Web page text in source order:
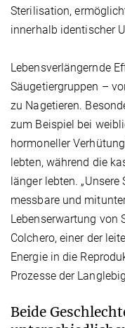
Sterilisation,
innerhalb identischer
Lebensverlängernde
Säugetiergruppen –
zu Nagetieren.
zum Beispiel bei
hormoneller
lebten, während die
länger lebten.
messbare und
Lebenserwartung von
Colchero, einer der
Energie in die
Prozesse der
Beide